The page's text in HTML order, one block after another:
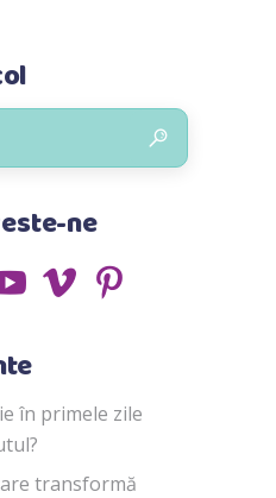
ne
în primele zile
transformă